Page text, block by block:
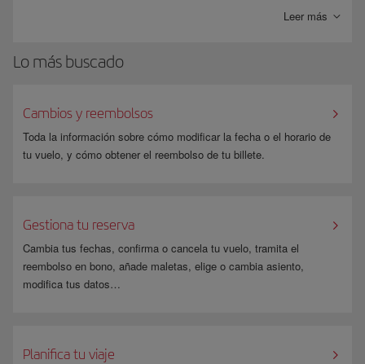
España) y el pago se realiza en tres pasos, sin necesidad de registrarse.
están sujetos a ningún cargo.
procedimiento de pago, volverás directamente a la página de
confirmación de reserva de Iberia.
Leer más
Lo más buscado
Cambios y reembolsos
Toda la información sobre cómo modificar la fecha o el horario de
tu vuelo, y cómo obtener el reembolso de tu billete.
Gestiona tu reserva
Cambia tus fechas, confirma o cancela tu vuelo, tramita el
reembolso en bono, añade maletas, elige o cambia asiento,
modifica tus datos…
Planifica tu viaje